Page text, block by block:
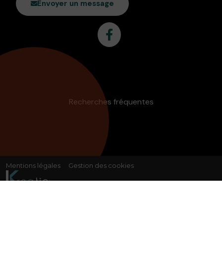
Envoyer un message
Recherches fréquentes
Mentions légales Gestion des cookies